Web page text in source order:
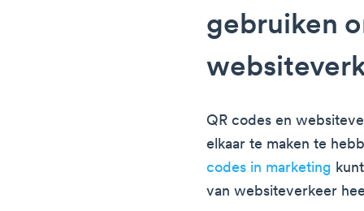
gebruiken
QR codes en
elkaar te maken te
codes in marketing
van websiteverkeer